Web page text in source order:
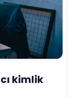
kimlik